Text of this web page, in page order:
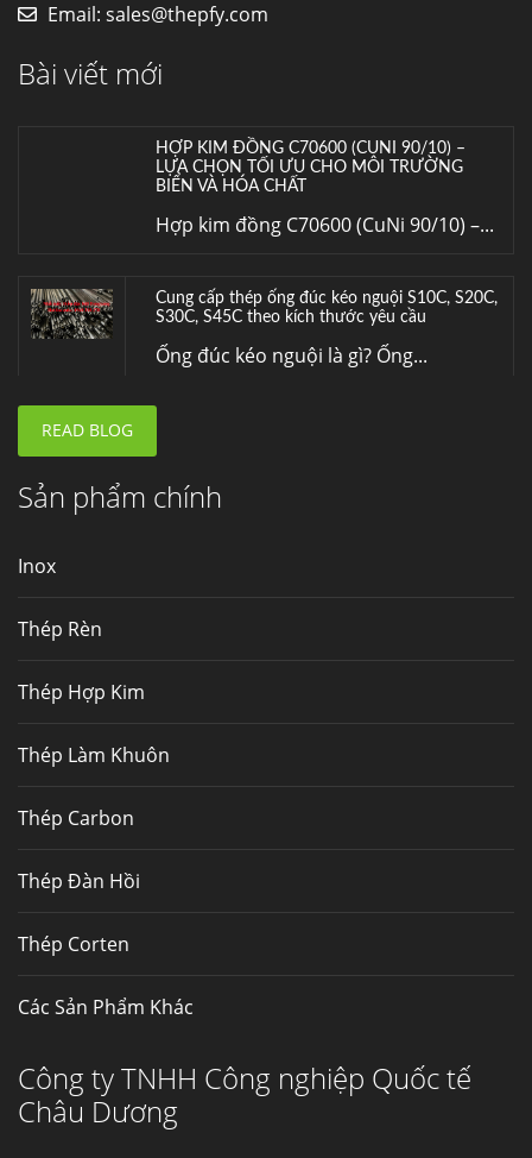
Email: sales@thepfy.com
Bài viết mới
Mua inox ở đâu chất lượng giá tốt? Gọi ngay
Inox (thép không gỉ) là một trong...
HỢP KIM ĐỒNG C70600 (CUNI 90/10) –
LỰA CHỌN TỐI ƯU CHO MÔI TRƯỜNG
BIỂN VÀ HÓA CHẤT
Hợp kim đồng C70600 (CuNi 90/10) –...
Cung cấp thép ống đúc kéo nguội S10C, S20C,
S30C, S45C theo kích thước yêu cầu
Ống đúc kéo nguội là gì? Ống...
Fengyang là một trong những nhà
Thép Fengyang
READ BLOG
Sản phẩm chính
Inox
Thép Rèn
Thép Hợp Kim
Thép Làm Khuôn
Thép Carbon
Thép Đàn Hồi
Thép Corten
Các Sản Phẩm Khác
Công ty TNHH Công nghiệp Quốc tế
Châu Dương